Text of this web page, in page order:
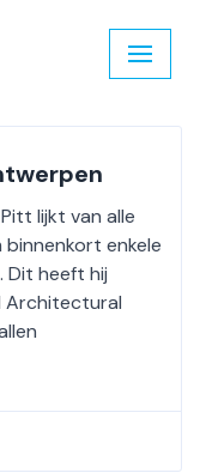
lijkt van alle
binnenkort enkele
Dit heeft hij
Architectural